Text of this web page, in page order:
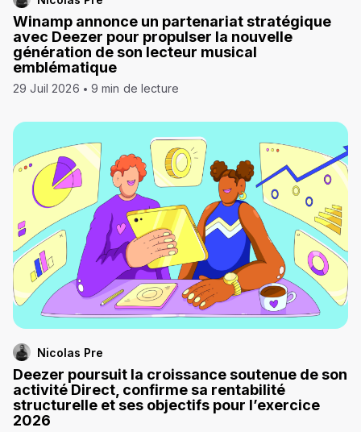
Winamp annonce un partenariat stratégique
avec Deezer pour propulser la nouvelle
génération de son lecteur musical
emblématique
29 Juil 2026 9 min de lecture
Nicolas Pre
Deezer poursuit la croissance soutenue de son
activité Direct, confirme sa rentabilité
structurelle et ses objectifs pour l’exercice
2026